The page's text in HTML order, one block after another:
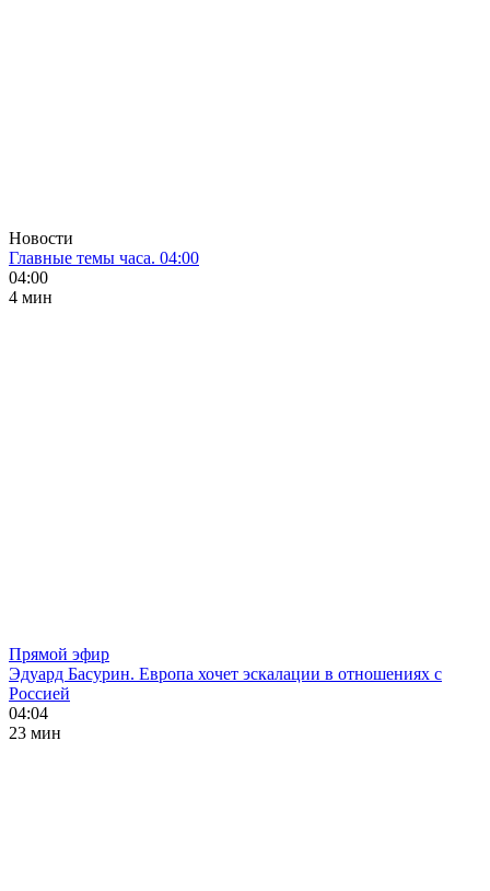
Новости
Главные темы часа. 04:00
04:00
4 мин
Прямой эфир
Эдуард Басурин. Европа хочет эскалации в отношениях с
Россией
04:04
23 мин